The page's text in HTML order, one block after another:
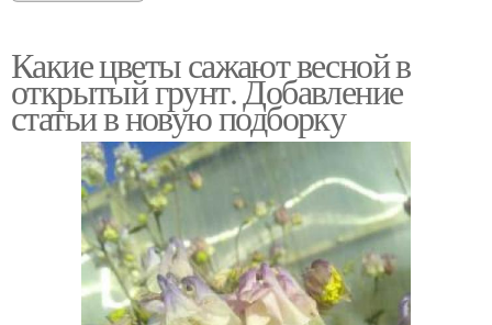
Какие цветы сажают весной в
открытый грунт. Добавление
статьи в новую подборку